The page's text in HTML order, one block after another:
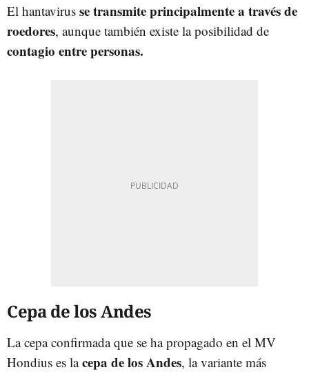
El hantavirus se transmite principalmente a través de
roedores, aunque también existe la posibilidad de
contagio entre personas.
Cepa de los Andes
La cepa confirmada que se ha propagado en el MV
Hondius es lacepa de los Andes, la variante más